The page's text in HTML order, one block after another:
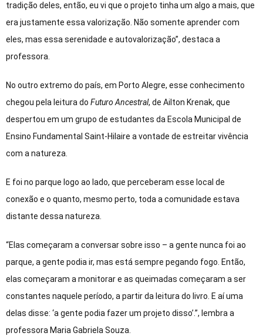
tradição deles, então, eu vi que o projeto tinha um algo a mais, que
era justamente essa valorização. Não somente aprender com
eles, mas essa serenidade e autovalorização”, destaca a
professora.
No outro extremo do país, em Porto Alegre, esse conhecimento
chegou pela leitura do Futuro Ancestral, de Ailton Krenak, que
despertou em um grupo de estudantes da Escola Municipal de
Ensino Fundamental Saint-Hilaire a vontade de estreitar vivência
com a natureza.
E foi no parque logo ao lado, que perceberam esse local de
conexão e o quanto, mesmo perto, toda a comunidade estava
distante dessa natureza.
“Elas começaram a conversar sobre isso – a gente nunca foi ao
parque, a gente podia ir, mas está sempre pegando fogo. Então,
elas começaram a monitorar e as queimadas começaram a ser
constantes naquele período, a partir da leitura do livro. E aí uma
delas disse: ‘a gente podia fazer um projeto disso’.”, lembra a
professora Maria Gabriela Souza.